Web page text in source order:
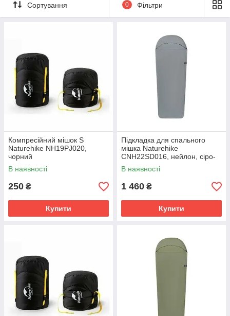
Сортування 0 Фільтри
Компресійний мішок S
Naturehike NH19PJ020,
чорний
В наявності
250 ₴
Купити
Підкладка для спального
мішка Naturehike
CNH22SD016, нейлон, сіро-
блакитна
В наявності
1 460 ₴
Купити